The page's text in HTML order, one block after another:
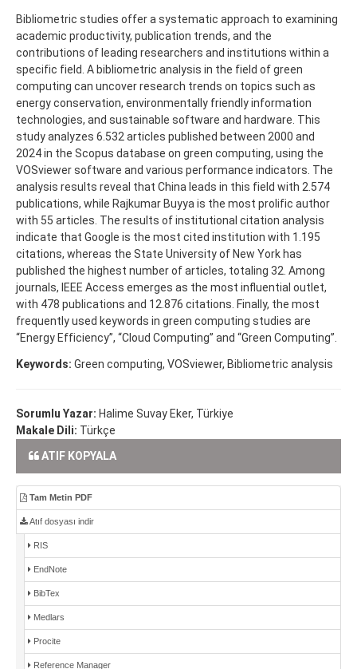
Bibliometric studies offer a systematic approach to examining
academic productivity, publication trends, and the
contributions of leading researchers and institutions within a
specific field. A bibliometric analysis in the field of green
computing can uncover research trends on topics such as
energy conservation, environmentally friendly information
technologies, and sustainable software and hardware. This
study analyzes 6.532 articles published between 2000 and
2024 in the Scopus database on green computing, using the
VOSviewer software and various performance indicators. The
analysis results reveal that China leads in this field with 2.574
publications, while Rajkumar Buyya is the most prolific author
with 55 articles. The results of institutional citation analysis
indicate that Google is the most cited institution with 1.195
citations, whereas the State University of New York has
published the highest number of articles, totaling 32. Among
journals, IEEE Access emerges as the most influential outlet,
with 478 publications and 12.876 citations. Finally, the most
frequently used keywords in green computing studies are
“Energy Efficiency”, “Cloud Computing” and “Green Computing”.
Keywords: Green computing, VOSviewer, Bibliometric analysis
Sorumlu Yazar: Halime Suvay Eker, Türkiye
Makale Dili: Türkçe
ATIF KOPYALA
Tam Metin PDF
Atıf dosyası indir
RIS
EndNote
BibTex
Medlars
Procite
Reference Manager